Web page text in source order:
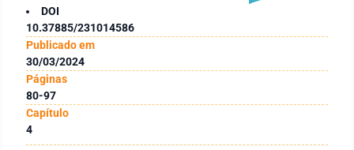
DOI
10.37885/231014586
Publicado em
30/03/2024
Páginas
80-97
Capítulo
4